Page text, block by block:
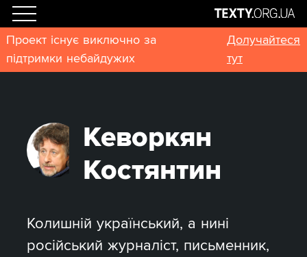
Проект існує виключно за
підтримки небайдужих
Долучайтеся
тут
Кеворкян
Костянтин
Колишній український, а нині
російський журналіст, письменник,